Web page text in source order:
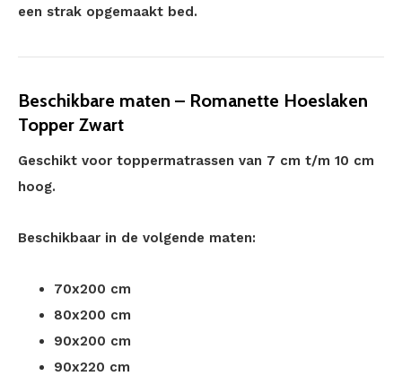
een strak opgemaakt bed.
Beschikbare maten – Romanette Hoeslaken
Topper Zwart
Geschikt voor toppermatrassen van 7 cm t/m 10 cm
hoog.
Beschikbaar in de volgende maten:
70x200 cm
80x200 cm
90x200 cm
90x220 cm